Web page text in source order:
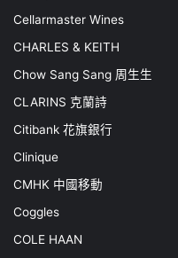
Cellarmaster Wines
CHARLES & KEITH
Chow Sang Sang 周生生
CLARINS 克蘭詩
Citibank 花旗銀行
Clinique
CMHK 中國移動
Coggles
COLE HAAN